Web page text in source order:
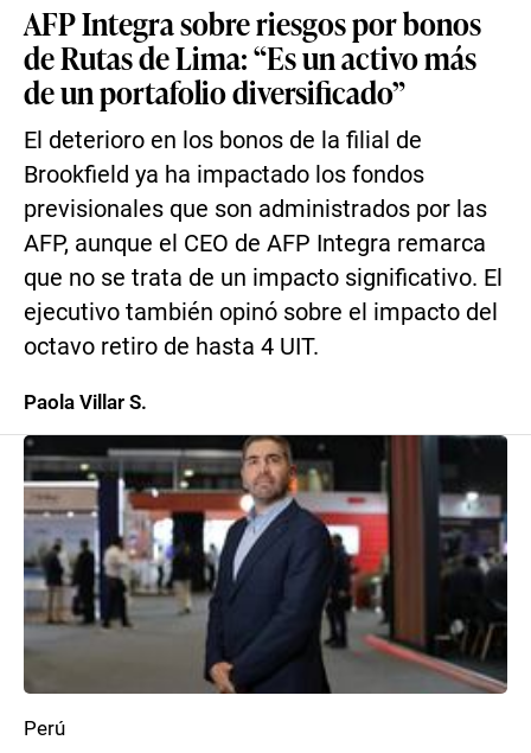
AFP Integra sobre riesgos por bonos
de Rutas de Lima: “Es un activo más
de un portafolio diversificado”
El deterioro en los bonos de la filial de
Brookfield ya ha impactado los fondos
previsionales que son administrados por las
AFP, aunque el CEO de AFP Integra remarca
que no se trata de un impacto significativo. El
ejecutivo también opinó sobre el impacto del
octavo retiro de hasta 4 UIT.
Paola Villar S.
Perú